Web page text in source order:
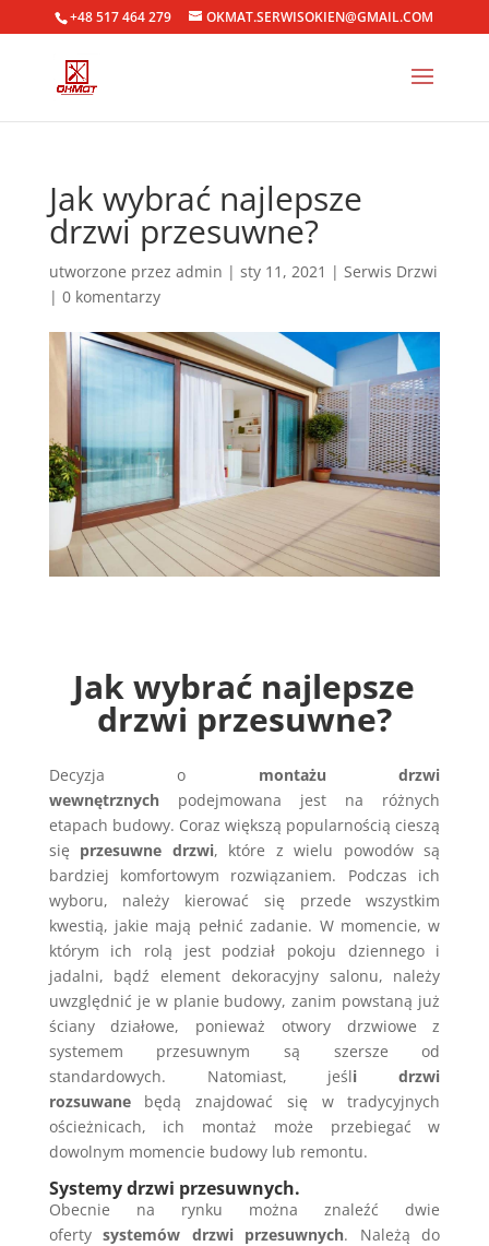
+48 517 464 279 OKMAT.SERWISOKIEN@GMAIL.COM
Jak wybrać najlepsze
drzwi przesuwne?
utworzone przez admin | sty 11, 2021 | Serwis Drzwi
| 0 komentarzy
Jak wybrać najlepsze
drzwi przesuwne?
Decyzja o montażu drzwi
wewnętrznych podejmowana jest na różnych
etapach budowy. Coraz większą popularnością cieszą
się przesuwne drzwi, które z wielu powodów są
bardziej komfortowym rozwiązaniem. Podczas ich
wyboru, należy kierować się przede wszystkim
kwestią, jakie mają pełnić zadanie. W momencie, w
którym ich rolą jest podział pokoju dziennego i
jadalni, bądź element dekoracyjny salonu, należy
uwzględnić je w planie budowy, zanim powstaną już
ściany działowe, ponieważ otwory drzwiowe z
systemem przesuwnym są szersze od
standardowych. Natomiast, jeśli drzwi
rozsuwanebędą znajdować się w tradycyjnych
ościeżnicach, ich montaż może przebiegać w
dowolnym momencie budowy lub remontu.
Systemy drzwi przesuwnych.
Obecnie na rynku można znaleźć dwie
ofertysystemów drzwi przesuwnych. Należą do